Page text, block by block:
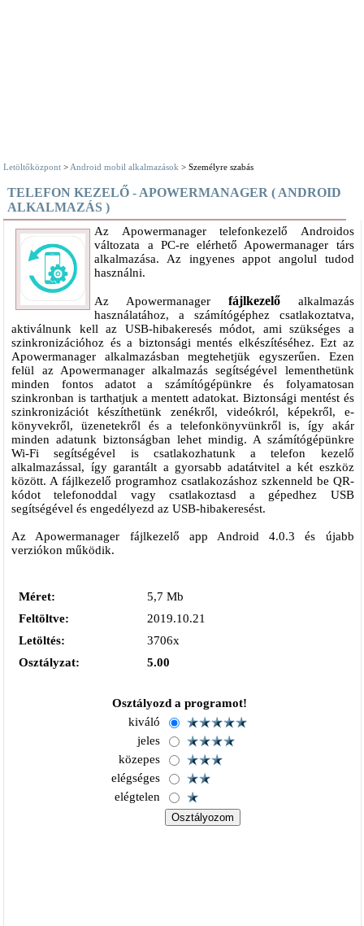
Letöltőközpont > Android mobil alkalmazások > Személyre szabás
TELEFON KEZELŐ - APOWERMANAGER ( ANDROID
ALKALMAZÁS )
Az Apowermanager telefonkezelő Androidos
változata a PC-re elérhető Apowermanager társ
alkalmazása. Az ingyenes appot angolul tudod
használni.
Az Apowermanager fájlkezelőalkalmazás
használatához, a számítógéphez csatlakoztatva,
aktiválnunk kell az USB-hibakeresés módot, ami szükséges a
szinkronizációhoz és a biztonsági mentés elkészítéséhez. Ezt az
Apowermanager alkalmazásban megtehetjük egyszerűen. Ezen
felül az Apowermanager alkalmazás segítségével lementhetünk
minden fontos adatot a számítógépünkre és folyamatosan
szinkronban is tarthatjuk a mentett adatokat. Biztonsági mentést és
szinkronizációt készíthetünk zenékről, videókról, képekről, e-
könyvekről, üzenetekről és a telefonkönyvünkről is, így akár
minden adatunk biztonságban lehet mindig. A számítógépünkre
Wi-Fi segítségével is csatlakozhatunk a telefon kezelő
alkalmazással, így garantált a gyorsabb adatátvitel a két eszköz
között. A fájlkezelő programhoz csatlakozáshoz szkenneld be QR-
kódot telefonoddal vagy csatlakoztasd a gépedhez USB
segítségével és engedélyezd az USB-hibakeresést.
Az Apowermanager fájlkezelő app Android 4.0.3 és újabb
verziókon működik.
Méret:
5,7 Mb
Feltöltve:
2019.10.21
Letöltés:
3706x
Osztályzat:
5.00
Osztályozd a programot!
kiváló
jeles
közepes
elégséges
elégtelen